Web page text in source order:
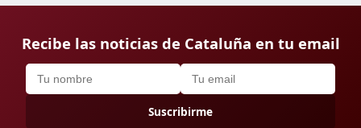
Recibe las noticias de Cataluña en tu email
Suscribirme